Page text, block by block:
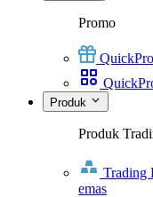
Promo
Produk
Produk
Trading
emas